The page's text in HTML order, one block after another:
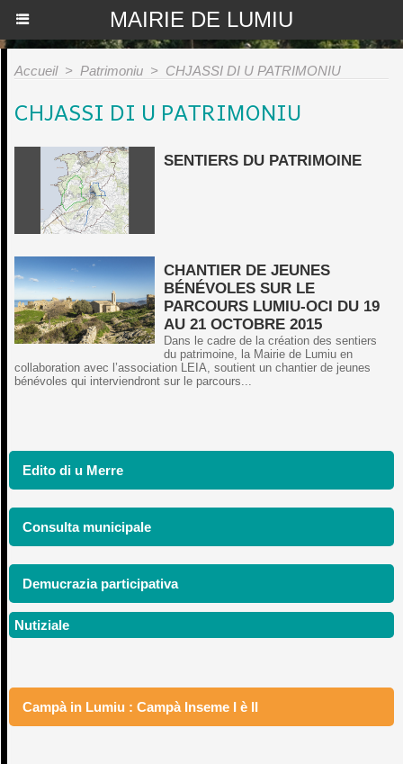
MAIRIE DE LUMIU
Edito di u Merre
Consulta municipale
Demucrazia participativa
Nutiziale
Campà in Lumiu : Campà Inseme I è II
Accueil > Patrimoniu > CHJASSI DI U PATRIMONIU
CHJASSI DI U PATRIMONIU
SENTIERS DU PATRIMOINE
CHANTIER DE JEUNES
BÉNÉVOLES SUR LE
PARCOURS LUMIU-OCI DU 19
AU 21 OCTOBRE 2015
Dans le cadre de la création des sentiers
du patrimoine, la Mairie de Lumiu en
collaboration avec l’association LEIA, soutient un chantier de jeunes
bénévoles qui interviendront sur le parcours...